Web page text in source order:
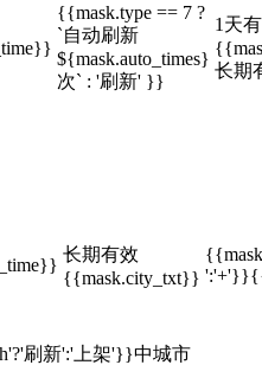
{{mask.type == 7 ?
`自动刷新
${mask.auto_times}
次` : '刷新' }}
1天
长期
长期有效
{{mask.city_txt}}
刷新':'上架'}}中城市